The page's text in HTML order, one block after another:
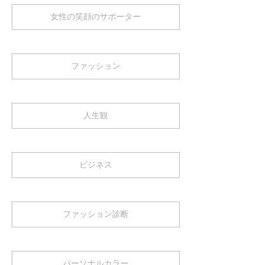
女性の笑顔のサポーター
ファッション
人生観
ビジネス
ファッション診断